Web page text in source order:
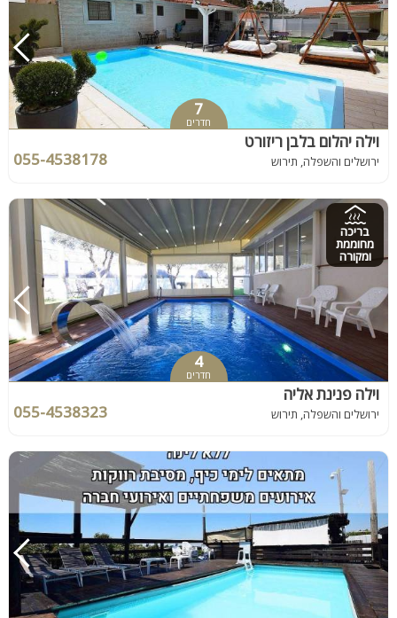
7
חדרים
וילה יהלום בלבן ריזורט
ירושלים והשפלה, תירוש 055-4538178
בריכה
מחוממת
ומקורה
4
חדרים
וילה פנינת אליה
ירושלים והשפלה, תירוש 055-4538323